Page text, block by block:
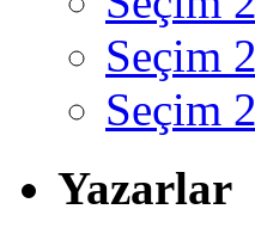
Seçim
Seçim
Yazarlar